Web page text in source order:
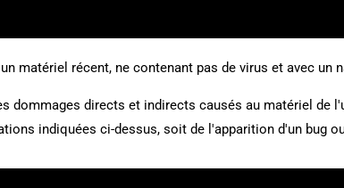
matériel récent, ne contenant pas de virus et avec un
dommages directs et indirects causés au matériel
indiquées ci-dessus, soit de l'apparition d'un bug